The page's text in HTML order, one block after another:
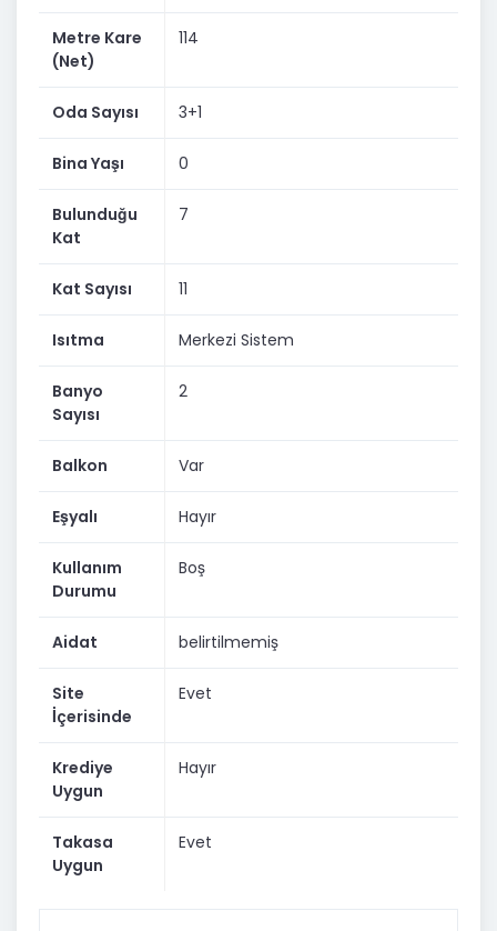
Metre Kare
(Net)
114
Oda Sayısı 3+1
Bina Yaşı 0
Bulunduğu
Kat
7
Kat Sayısı 11
Isıtma Merkezi Sistem
Banyo
Sayısı
2
Balkon Var
Eşyalı Hayır
Kullanım
Durumu
Boş
Aidat belirtilmemiş
Site
İçerisinde
Evet
Krediye
Uygun
Hayır
Takasa
Uygun
Evet